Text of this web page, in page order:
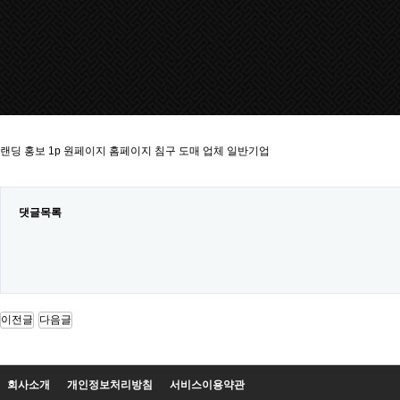
랜딩 홍보 1p 원페이지 홈페이지 침구 도매 업체 일반기업
댓글목록
이전글 다음글
회사소개 개인정보처리방침 서비스이용약관